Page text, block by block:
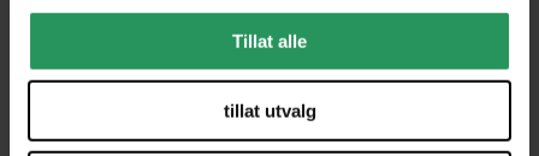
Tillat alle
tillat utvalg
Bærekraftige lamper
Les mer